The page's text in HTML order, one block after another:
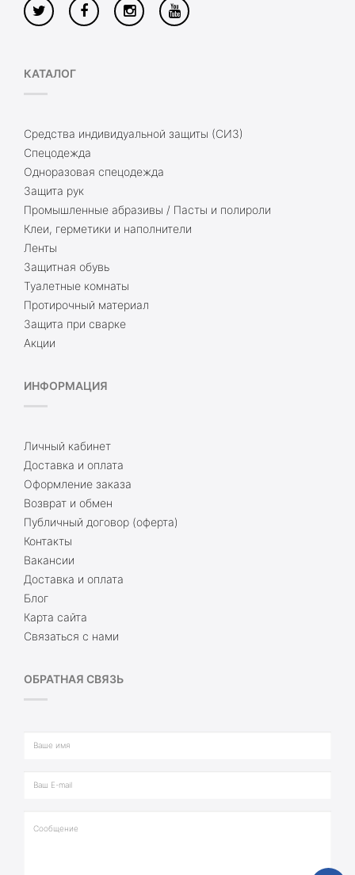
КАТАЛОГ
Средства индивидуальной защиты (СИЗ)
Спецодежда
Одноразовая спецодежда
Защита рук
Промышленные абразивы / Пасты и полироли
Клеи, герметики и наполнители
Ленты
Защитная обувь
Туалетные комнаты
Протирочный материал
Защита при сварке
Акции
ИНФОРМАЦИЯ
Личный кабинет
Доставка и оплата
Оформление заказа
Возврат и обмен
Публичный договор (оферта)
Контакты
Вакансии
Доставка и оплата
Блог
Карта сайта
Связаться с нами
ОБРАТНАЯ СВЯЗЬ